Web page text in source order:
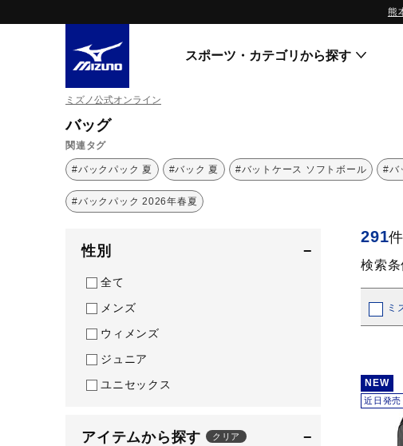
熊
スポーツ・カテゴリから探す
スニーカー
ライフスタイルウエア
ランニング
サッカー／フットサル
ゴルフ
テニス／ソフトテニス
陸上競技
すべてのシリーズ
WAVE PROPHECY
WP
スペ
WP
マー
ミズノ公式オンライン
バッグ
関連タグ
#バックパック 夏 #バック 夏 #バットケース ソフトボール #バ
#バックパック 2026年春夏
性別 −
全て
メンズ
ウィメンズ
ジュニア
ユニセックス
アイテムから探す クリア −
291件
検索条
ミ
NEW
近日発売